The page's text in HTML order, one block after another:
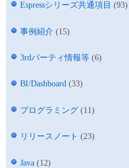
Espressシリーズ共通項目 (93)
事例紹介 (15)
3rdパーティ情報等 (6)
BI/Dashboard (33)
プログラミング (11)
リリースノート (23)
Java (12)